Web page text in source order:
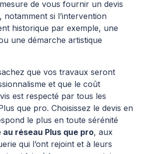
de vous fournir un devis
notamment si l’intervention
historique par exemple, une
une démarche artistique
que vos travaux seront
et que le coût
est respecté par tous les
que pro. Choisissez le devis en
le plus en toute sérénité
réseau Plus que pro, aux
qui l’ont rejoint et à leurs